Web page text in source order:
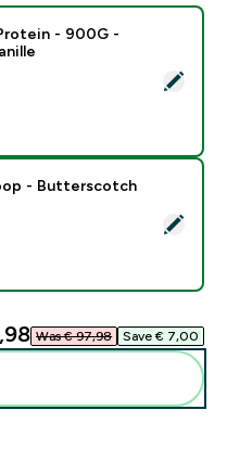
Whey Protein - 900G
- 900G -
price
Siroop -
- Butterscotch
price
Was € 97,98‎ Save € 7,00‎